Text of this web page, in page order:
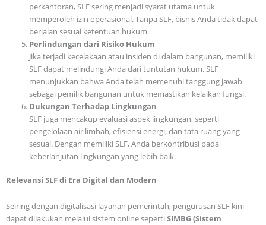
perkantoran, SLF sering menjadi syarat utama untuk
memperoleh izin operasional. Tanpa SLF, bisnis Anda tidak dapat
berjalan sesuai ketentuan hukum.
Perlindungan dari Risiko Hukum
Jika terjadi kecelakaan atau insiden di dalam bangunan, memiliki
SLF dapat melindungi Anda dari tuntutan hukum. SLF
menunjukkan bahwa Anda telah memenuhi tanggung jawab
sebagai pemilik bangunan untuk memastikan kelaikan fungsi.
Dukungan Terhadap Lingkungan
SLF juga mencakup evaluasi aspek lingkungan, seperti
pengelolaan air limbah, efisiensi energi, dan tata ruang yang
sesuai. Dengan memiliki SLF, Anda berkontribusi pada
keberlanjutan lingkungan yang lebih baik.
Relevansi SLF di Era Digital dan Modern
Seiring dengan digitalisasi layanan pemerintah, pengurusan SLF kini
dapat dilakukan melalui sistem online seperti SIMBG (Sistem